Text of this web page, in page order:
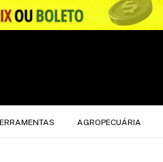
AGROPECUÁRIA